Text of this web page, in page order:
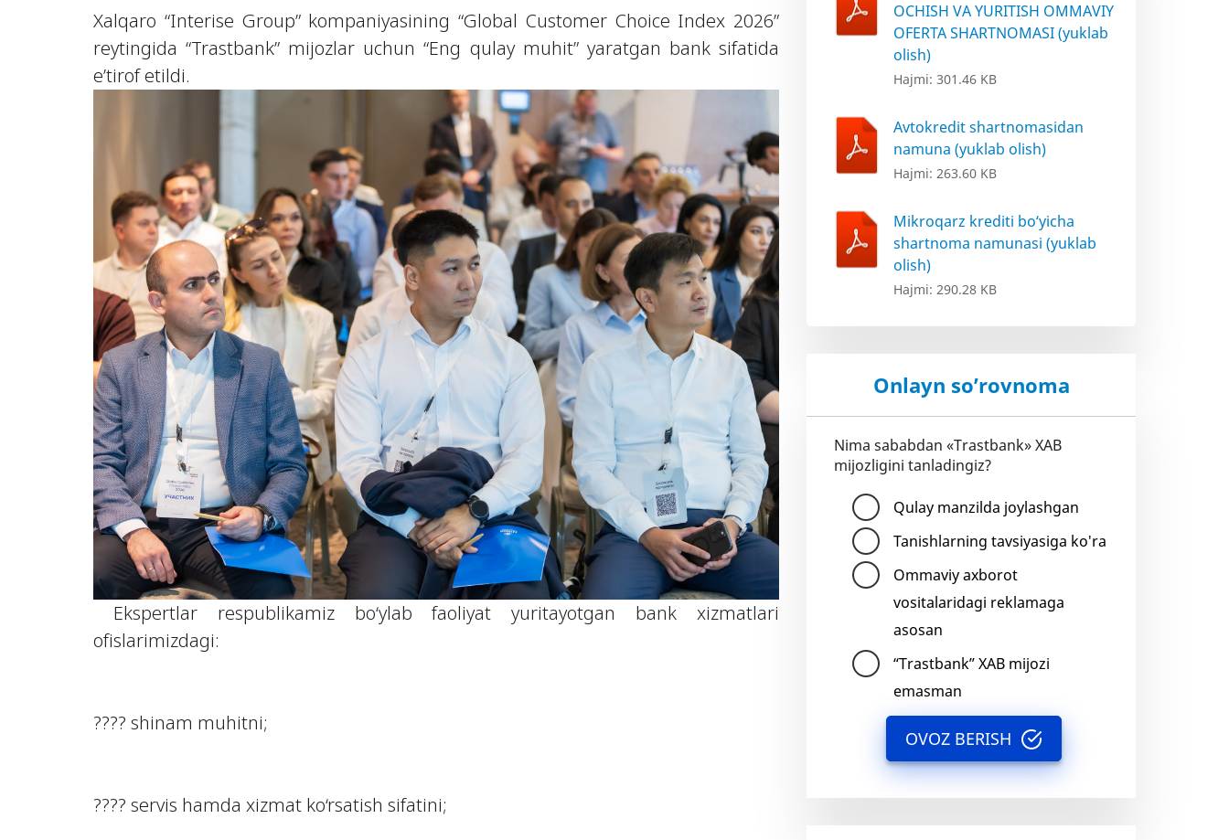
Xalqaro “Interise Group” kompaniyasining “Global Customer Choice Index 2026”
reytingida “Trastbank” mijozlar uchun “Eng qulay muhit” yaratgan bank sifatida
e’tirof etildi.
Ekspertlar respublikamiz bo‘ylab faoliyat yuritayotgan bank xizmatlari
ofislarimizdagi:
???? shinam muhitni;
???? servis hamda xizmat ko‘rsatish sifatini;
OCHISH VA YURITISH OMMAVIY
OFERTA SHARTNOMASI (yuklab
olish)
Hajmi: 301.46 KB
Avtokredit shartnomasidan
namuna (yuklab olish)
Hajmi: 263.60 KB
Mikroqarz krediti bo‘yicha
shartnoma namunasi (yuklab
olish)
Hajmi: 290.28 KB
Onlayn so’rovnoma
Nima sababdan «Trastbank» XAB
mijozligini tanladingiz?
Qulay manzilda joylashgan
Tanishlarning tavsiyasiga ko'ra
Ommaviy axborot
vositalaridagi reklamaga
asosan
“Trastbank” XAB mijozi
emasman
OVOZ BERISH